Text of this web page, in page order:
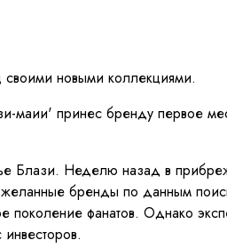
своими новыми коллекциями.
маии' принес бренду первое
Блази. Неделю назад в
бренды по данным
поколение фанатов. Однако